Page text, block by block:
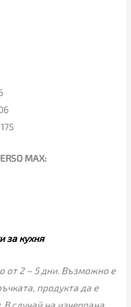
MAX:
за кухня
от 2 – 5 дни. Възможно е
продукта да е
В случай на изчерпана